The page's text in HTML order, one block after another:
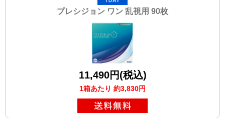
プレシジョン ワン 乱視用 90枚
11,490円(税込)
1箱あたり 約3,830円